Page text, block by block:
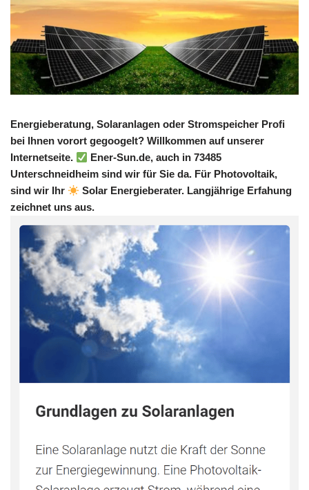
Energieberatung, Solaranlagen oder Stromspeicher Profi
bei Ihnen vorort gegoogelt? Willkommen auf unserer
Internetseite.
Ener-Sun.de, auch in 73485
Unterschneidheim sind wir für Sie da. Für Photovoltaik,
sind wir Ihr
Solar Energieberater. Langjährige Erfahung
zeichnet uns aus.